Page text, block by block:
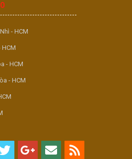
- HCM
HCM
- HCM
- HCM